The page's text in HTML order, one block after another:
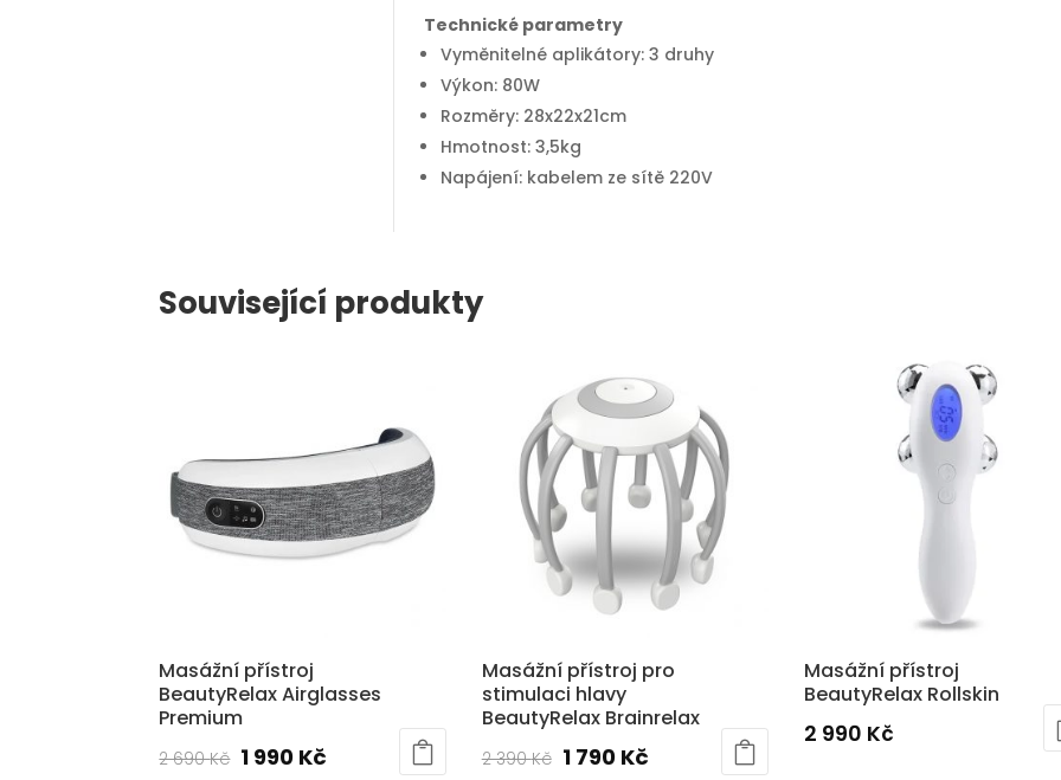
Technické parametry
Vyměnitelné aplikátory: 3 druhy
Výkon: 80W
Rozměry: 28x22x21cm
Hmotnost: 3,5kg
Napájení: kabelem ze sítě 220V
Související produkty
Masážní přístroj
BeautyRelax Airglasses
Premium
2 690Kč Původní
1 990 Kč Aktuální
Masážní přístroj pro
stimulaci hlavy
BeautyRelax Brainrelax
2 390Kč Původní
1 790 KčAktuální
Masážní přístroj
BeautyRelax Rollskin
2 990 Kč